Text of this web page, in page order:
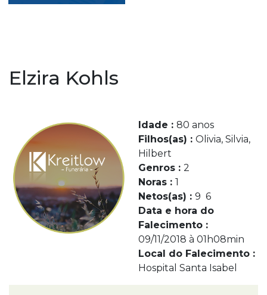
Elzira Kohls
Idade : 80 anos
Filhos(as) : Olivia, Silvia,
Hilbert
Genros : 2
Noras : 1
Netos(as) : 9 6
Data e hora do
Falecimento :
09/11/2018 à 01h08min
Local do Falecimento :
Hospital Santa Isabel